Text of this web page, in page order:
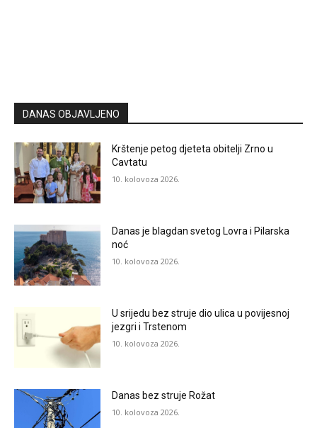
DANAS OBJAVLJENO
Krštenje petog djeteta obitelji Zrno u
Cavtatu
10. kolovoza 2026.
Danas je blagdan svetog Lovra i Pilarska
noć
10. kolovoza 2026.
U srijedu bez struje dio ulica u povijesnoj
jezgri i Trstenom
10. kolovoza 2026.
Danas bez struje Rožat
10. kolovoza 2026.